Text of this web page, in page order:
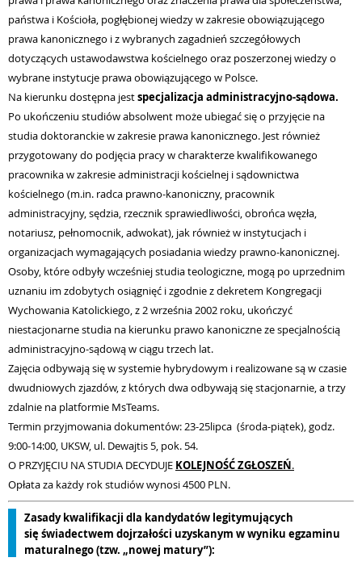
państwa i Kościoła, pogłębionej wiedzy w zakresie obowiązującego
prawa kanonicznego i z wybranych zagadnień szczegółowych
dotyczących ustawodawstwa kościelnego oraz poszerzonej wiedzy o
wybrane instytucje prawa obowiązującego w Polsce.
Na kierunku dostępna jestspecjalizacja administracyjno-sądowa.
Po ukończeniu studiów absolwent może ubiegać się o przyjęcie na
studia doktoranckie w zakresie prawa kanonicznego. Jest również
przygotowany do podjęcia pracy w charakterze kwalifikowanego
pracownika w zakresie administracji kościelnej i sądownictwa
kościelnego (m.in. radca prawno-kanoniczny, pracownik
administracyjny, sędzia, rzecznik sprawiedliwości, obrońca węzła,
notariusz, pełnomocnik, adwokat), jak również w instytucjach i
organizacjach wymagających posiadania wiedzy prawno-kanonicznej.
Osoby, które odbyły wcześniej studia teologiczne, mogą po uprzednim
uznaniu im zdobytych osiągnięć i zgodnie z dekretem Kongregacji
Wychowania Katolickiego, z 2 września 2002 roku, ukończyć
niestacjonarne studia na kierunku prawo kanoniczne ze specjalnością
administracyjno-sądową w ciągu trzech lat.
Zajęcia odbywają się w systemie hybrydowym i realizowane są w czasie
dwudniowych zjazdów, z których dwa odbywają się stacjonarnie, a trzy
zdalnie na platformie MsTeams.
Termin przyjmowania dokumentów: 23-25lipca (środa-piątek), godz.
9:00-14:00, UKSW, ul. Dewajtis 5, pok. 54.
O PRZYJĘCIU NA STUDIA DECYDUJE KOLEJNOŚĆ ZGŁOSZEŃ.
Opłata za każdy rok studiów wynosi 4500 PLN.
Zasady kwalifikacji dla kandydatów legitymujących
się świadectwem dojrzałości uzyskanym w wyniku egzaminu
maturalnego (tzw. „nowej matury”):